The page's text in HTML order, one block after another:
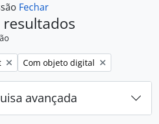
Fechar
Remover filtro:
Com objeto digital
avançada